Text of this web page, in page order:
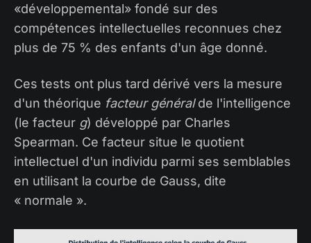
«développemental» fondé sur des
compétences intellectuelles reconnues chez
plus de 75 % des enfants d'un âge donné.
Ces tests ont plus tard dérivé vers la mesure
d'un théorique facteur généralde l'intelligence
(le facteur g) développé par Charles
Spearman. Ce facteur situe le quotient
intellectuel d'un individu parmi ses semblables
en utilisant la courbe de Gauss, dite
« normale ».